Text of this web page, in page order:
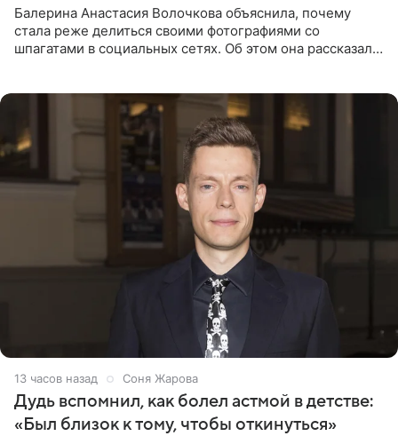
Балерина Анастасия Волочкова объяснила, почему
стала реже делиться своими фотографиями со
шпагатами в социальных сетях. Об этом она рассказала
13 часов назад Соня Жарова
Дудь вспомнил, как болел астмой в детстве:
«Был близок к тому, чтобы откинуться»